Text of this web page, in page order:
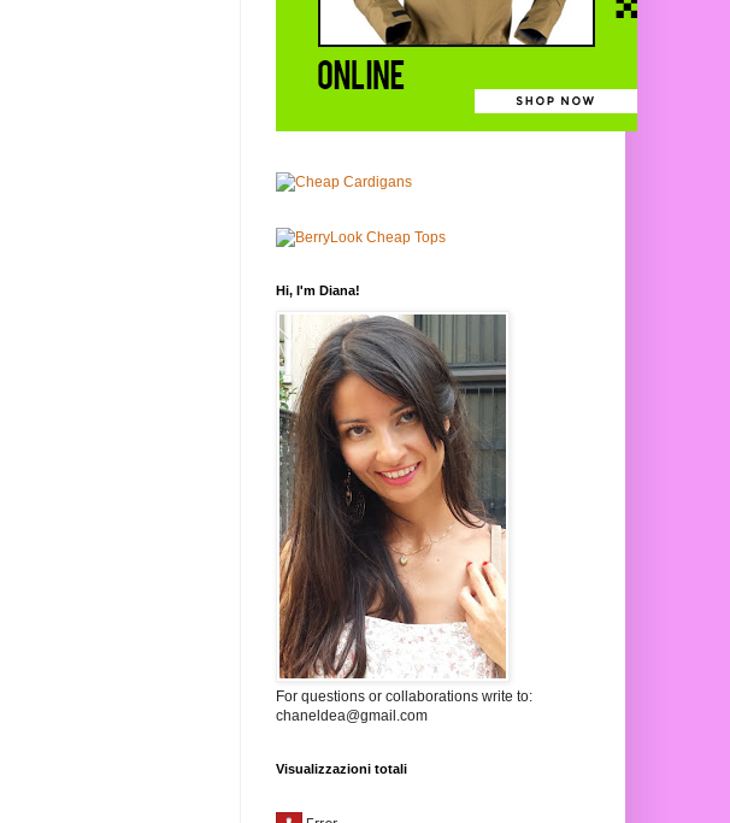
Hi, I'm Diana!
For questions or collaborations write to:
chaneldea@gmail.com
Visualizzazioni totali